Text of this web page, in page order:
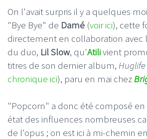
On l'avait surpris il y a quelques
"Bye Bye" de Damé (voir ici), cette
directement en collaboration avec
du duo, Lil Slow, qu'Atilivient
titres de son dernier album, Huglife
chronique ici), paru en mai chez
"Popcorn" a donc été composé
état des influences nombreuses
de l'opus ; on est ici à mi-chemin